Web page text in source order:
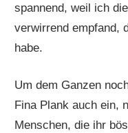
spannend, weil ich
verwirrend empfand,
habe.
Um dem Ganzen
Fina Plank auch ein,
Menschen, die ihr